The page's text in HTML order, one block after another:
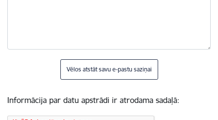
Vēlos atstāt savu e-pastu saziņai
Informācija par datu apstrādi ir atrodama sadaļā: